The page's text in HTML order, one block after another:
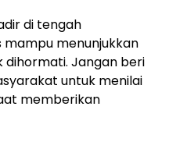
di tengah
menunjukkan
dihormati. Jangan beri
untuk menilai
memberikan